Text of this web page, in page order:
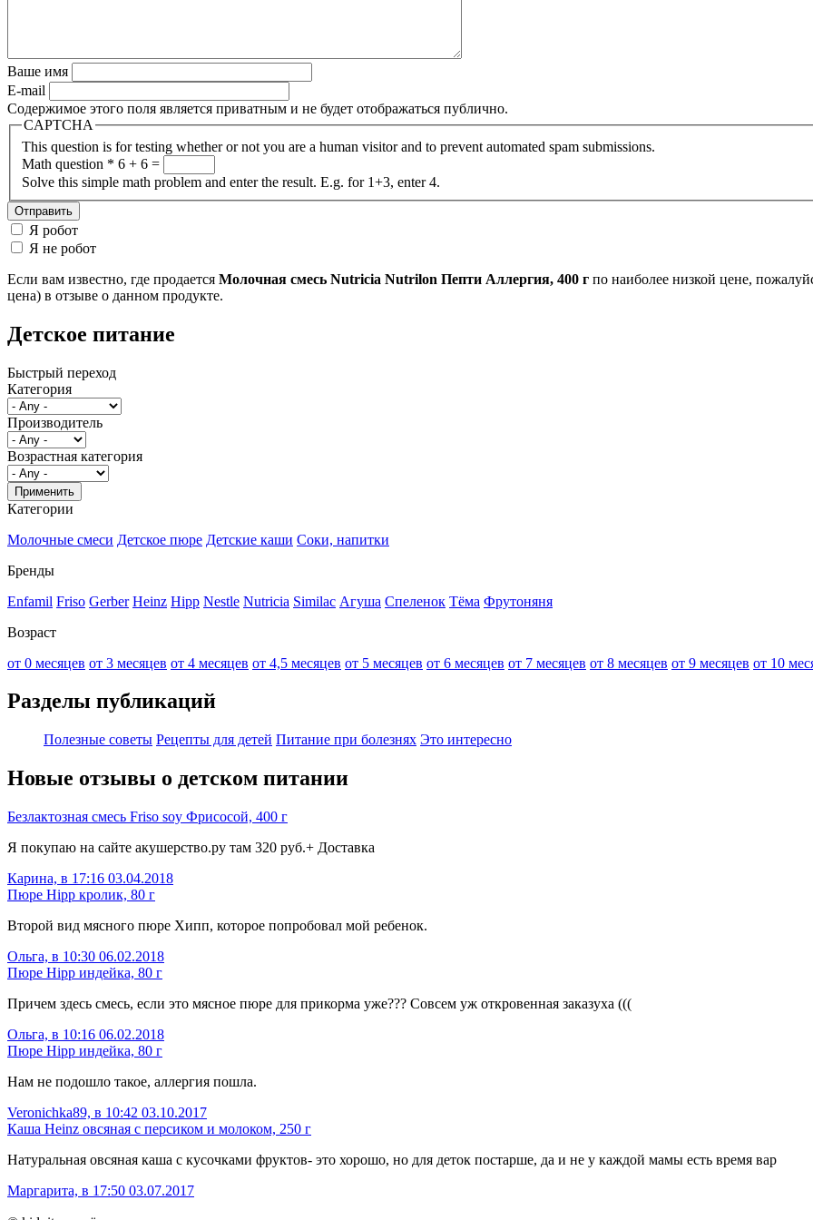
Ваше имя
E-mail
Содержимое этого поля является приватным и не будет отображаться публично.
CAPTCHA
This question is for testing whether or not you are a human visitor and to prevent automated spam submissions.
Math question * 6 + 6 =
Solve this simple math problem and enter the result. E.g. for 1+3, enter 4.
Я робот
Я не робот
Если вам известно, где продается Молочная смесь Nutricia Nutrilon Пепти Аллергия, 400 г по наиболее низкой цене,
цена) в отзыве о данном продукте.
Детское питание
Быстрый переход
Категория
Производитель
Возрастная категория
Категории
Молочные смеси Детское пюре Детские каши Соки, напитки
Бренды
Enfamil Friso Gerber Heinz Hipp Nestle Nutricia Similac Агуша Спеленок Тёма Фрутоняня
Возраст
от 0 месяцев от 3 месяцев от 4 месяцев от 4,5 месяцев от 5 месяцев от 6 месяцев от 7 месяцев от 8 месяцев от 9 месяцев от 10
Разделы публикаций
Полезные советы Рецепты для детей Питание при болезнях Это интересно
Новые отзывы о детском питании
Безлактозная смесь Friso soy Фрисосой, 400 г
Я покупаю на сайте акушерство.ру там 320 руб.+ Доставка
Карина, в 17:16 03.04.2018
Пюре Hipp кролик, 80 г
Второй вид мясного пюре Хипп, которое попробовал мой ребенок.
Ольга, в 10:30 06.02.2018
Пюре Hipp индейка, 80 г
Причем здесь смесь, если это мясное пюре для прикорма уже??? Совсем уж откровенная заказуха (((
Ольга, в 10:16 06.02.2018
Пюре Hipp индейка, 80 г
Нам не подошло такое, аллергия пошла.
Veronichka89, в 10:42 03.10.2017
Каша Heinz овсяная с персиком и молоком, 250 г
Натуральная овсяная каша с кусочками фруктов- это хорошо, но для деток постарше, да и не у каждой мамы есть время вар
Маргарита, в 17:50 03.07.2017